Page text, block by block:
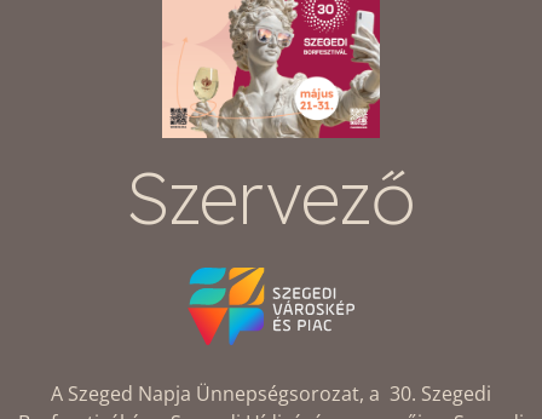
Szervező
A Szeged Napja Ünnepségsorozat, a 30. Szegedi